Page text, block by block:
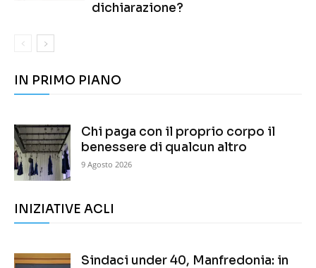
dichiarazione?
IN PRIMO PIANO
Chi paga con il proprio corpo il
benessere di qualcun altro
9 Agosto 2026
INIZIATIVE ACLI
Sindaci under 40, Manfredonia: in